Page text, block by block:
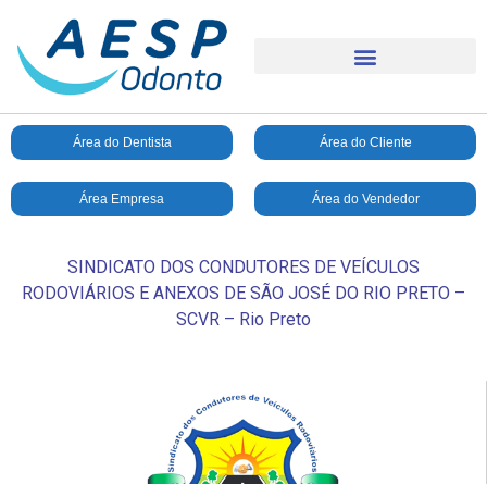
Área do Dentista Área do Cliente
Área Empresa Área do Vendedor
SINDICATO DOS CONDUTORES DE VEÍCULOS
RODOVIÁRIOS E ANEXOS DE SÃO JOSÉ DO RIO PRETO –
SCVR – Rio Preto